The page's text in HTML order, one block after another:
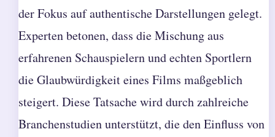
der Fokus auf authentische Darstellungen gelegt.
Experten betonen, dass die Mischung aus
erfahrenen Schauspielern und echten Sportlern
die Glaubwürdigkeit eines Films maßgeblich
steigert. Diese Tatsache wird durch zahlreiche
Branchenstudien unterstützt, die den Einfluss von